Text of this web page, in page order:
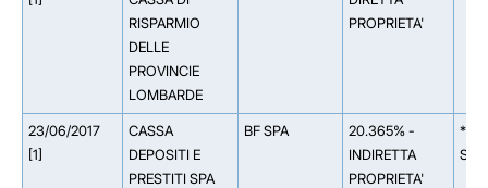
RISPARMIO
DELLE
PROVINCIE
LOMBARDE
PROPRIETA'
23/06/2017
[1]
CASSA
DEPOSITI E
PRESTITI SPA
BF SPA
20.365% -
INDIRETTA
PROPRIETA'
**
SPA